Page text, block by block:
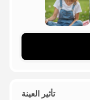
الاستعراض
المدونة
تأثير العينة